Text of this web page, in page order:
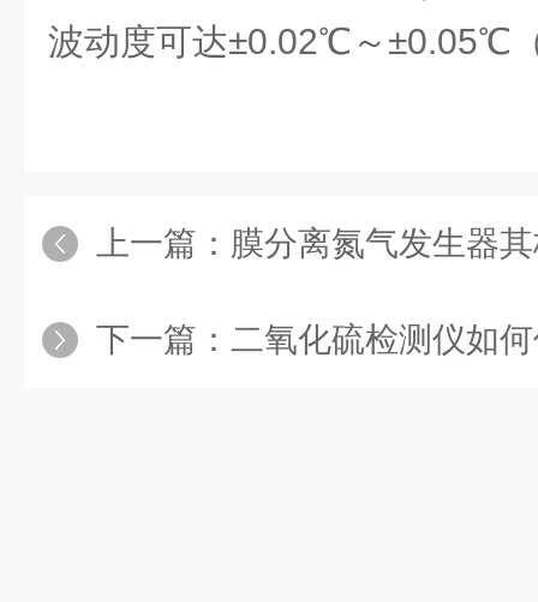
波动度可达±0.02℃～±0.05℃
上一篇： 膜分离氮气发生器其
下一篇： 二氧化硫检测仪如何保证在